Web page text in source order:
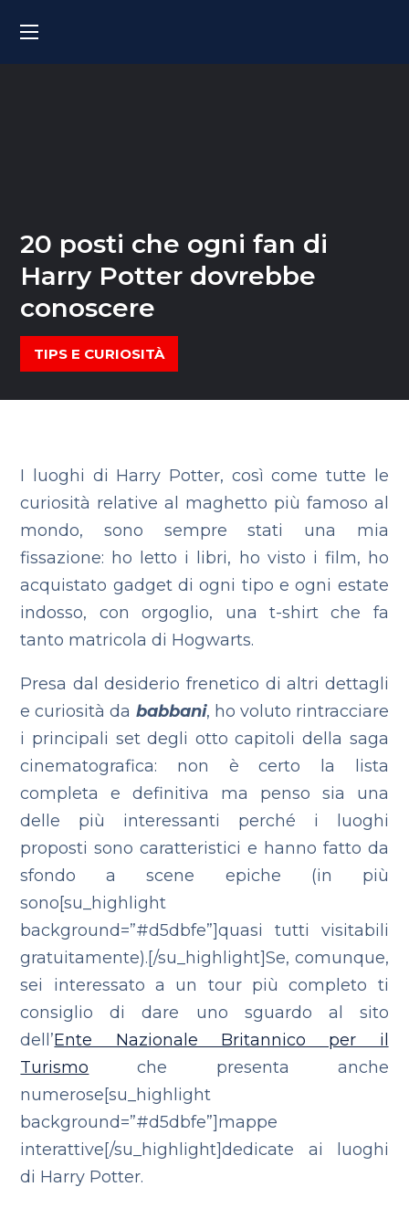
20 posti che ogni fan di
Harry Potter dovrebbe
conoscere
TIPS E CURIOSITÀ
I luoghi di Harry Potter, così come tutte le
curiosità relative al maghetto più famoso al
mondo, sono sempre stati una mia
fissazione: ho letto i libri, ho visto i film, ho
acquistato gadget di ogni tipo e ogni estate
indosso, con orgoglio, una t-shirt che fa
tanto matricola di Hogwarts.
Presa dal desiderio frenetico di altri dettagli
e curiosità da babbani, ho voluto rintracciare
i principali set degli otto capitoli della saga
cinematografica: non è certo la lista
completa e definitiva ma penso sia una
delle più interessanti perché i luoghi
proposti sono caratteristici e hanno fatto da
sfondo a scene epiche (in più
sono[su_highlight
background=”#d5dbfe”]quasi tutti visitabili
gratuitamente).[/su_highlight]Se, comunque,
sei interessato a un tour più completo ti
consiglio di dare uno sguardo al sito
dell’Ente Nazionale Britannico per il
Turismo che presenta anche
numerose[su_highlight
background=”#d5dbfe”]mappe
interattive[/su_highlight]dedicate ai luoghi
di Harry Potter.